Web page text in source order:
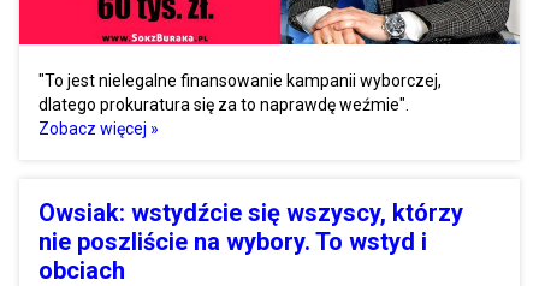
"To jest nielegalne finansowanie kampanii wyborczej,
dlatego prokuratura się za to naprawdę weźmie".
Zobacz więcej »
Owsiak: wstydźcie się wszyscy, którzy
nie poszliście na wybory. To wstyd i
obciach